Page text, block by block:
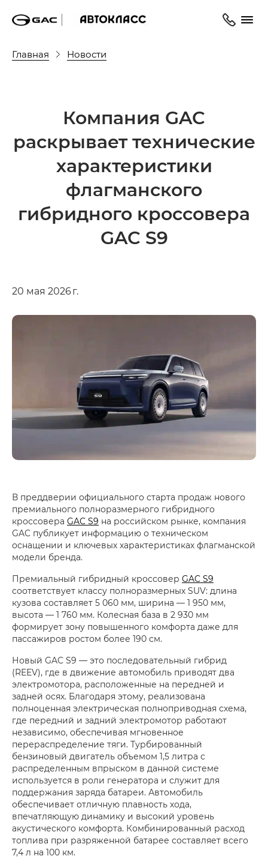
Главная Новости
Компания GAC
раскрывает технические
характеристики
флагманского
гибридного кроссовера
GAC S9
20 мая 2026 г.
В преддверии официального старта продаж нового
премиального полноразмерного гибридного
кроссовера GAC S9 на российском рынке, компания
GAC публикует информацию о техническом
оснащении и ключевых характеристиках флагманской
модели бренда.
Премиальный гибридный кроссовер GAC S9
соответствует классу полноразмерных SUV: длина
кузова составляет 5 060 мм, ширина — 1 950 мм,
высота — 1 760 мм. Колесная база в 2 930 мм
формирует зону повышенного комфорта даже для
пассажиров ростом более 190 см.
Новый GAC S9 — это последовательный гибрид
(REEV), где в движение автомобиль приводят два
электромотора, расположенные на передней и
задней осях. Благодаря этому, реализована
полноценная электрическая полноприводная схема,
где передний и задний электромотор работают
независимо, обеспечивая мгновенное
перераспределение тяги. Турбированный
бензиновый двигатель объемом 1,5 литра с
распределенным впрыском в данной системе
используется в роли генератора и служит для
поддержания заряда батареи. Автомобиль
обеспечивает отличную плавность хода,
впечатляющую динамику и высокий уровень
акустического комфорта. Комбинированный расход
топлива при разряженной батарее составляет всего
7,4 л на 100 км.